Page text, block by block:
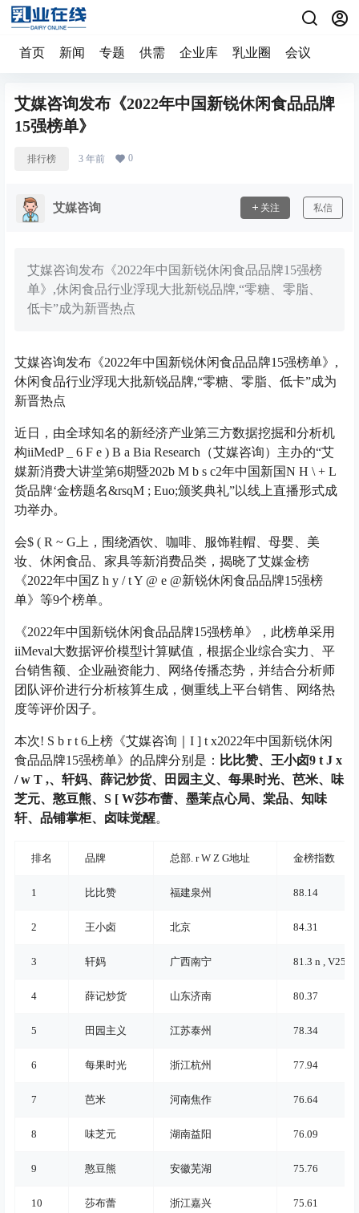
首页 新闻 专题 供需 企业库 乳业圈 会议
艾媒咨询发布《2022年中国新锐休闲食品品牌
15强榜单》
排行榜 3 年前 0
艾媒咨询 关注 私信
艾媒咨询发布《2022年中国新锐休闲食品品牌15强榜
单》,休闲食品行业浮现大批新锐品牌,“零糖、零脂、
低卡”成为新晋热点
艾媒咨询发布《2022年中国新锐休闲食品品牌15强榜单》,
休闲食品行业浮现大批新锐品牌,“零糖、零脂、低卡”成为
新晋热点
近日，由全球知名的新经济产业第三方数据挖掘和分析机
构iiMedP _ 6 F e ) B a Bia Research（艾媒咨询）主办的“艾
媒新消费大讲堂第6期暨202b M b s c2年中国新国N H \ + L
货品牌‘金榜题名&rsqM ; Euo;颁奖典礼”以线上直播形式成
功举办。
会$ ( R ~ G 上，围绕酒饮、咖啡、服饰鞋帽、母婴、美
妆、休闲食品、家具等新消费品类，揭晓了艾媒金榜
《2022年中国 Z h y / t Y @ e @新锐休闲食品品牌15强榜
单》等9个榜单。
《2022年中国新锐休闲食品品牌15强榜单》，此榜单采用
iiMeval大数据评价模型计算赋值，根据企业综合实力、平
台销售额、企业融资能力、网络传播态势，并结合分析师
团队评价进行分析核算生成，侧重线上平台销售、网络热
度等评价因子。
本次! S b r t 6 上榜《艾媒咨询｜ I ] t x2022年中国新锐休闲
食品品牌15强榜单》的品牌分别是： 比比赞、王小卤9 t J x
/ w T ,、轩妈、薛记炒货、田园主义、每果时光、芭米、味
芝元、憨豆熊、 S [ W莎布蕾、墨茉点心局、棠品、知味
轩、品铺掌柜、卤味觉醒。
排名 品牌 总部. r W Z G地址 金榜指数
1 比比赞 福建泉州 88.14
2 王小卤 北京 84.31
3 轩妈 广西南宁 81.3 n , V25
4 薛记炒货 山东济南 80.37
5 田园主义 江苏泰州 78.34
6 每果时光 浙江杭州 77.94
7 芭米 河南焦作 76.64
8 味芝元 湖南益阳 76.09
9 憨豆熊 安徽芜湖 75.76
10 莎布蕾 浙江嘉兴 75.61